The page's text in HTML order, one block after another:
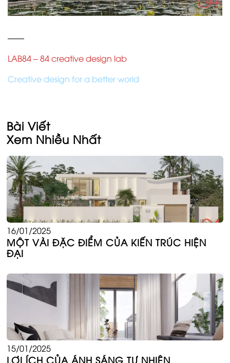
——
LAB84 – 84 creative design lab
Creative design for a better world
Bài Viết
Xem Nhiều Nhất
16/01/2025
MỘT VÀI ĐẶC ĐIỂM CỦA KIẾN TRÚC HIỆN
ĐẠI
15/01/2025
LỢI ÍCH CỦA ÁNH SÁNG TỰ NHIÊN